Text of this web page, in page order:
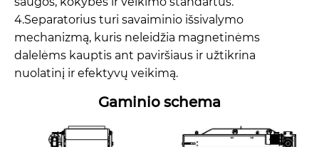
4.Separatorius turi savaiminio išsivalymo
mechanizmą, kuris neleidžia magnetinėms
dalelėms kauptis ant paviršiaus ir užtikrina
nuolatinį ir efektyvų veikimą.
Gaminio schema